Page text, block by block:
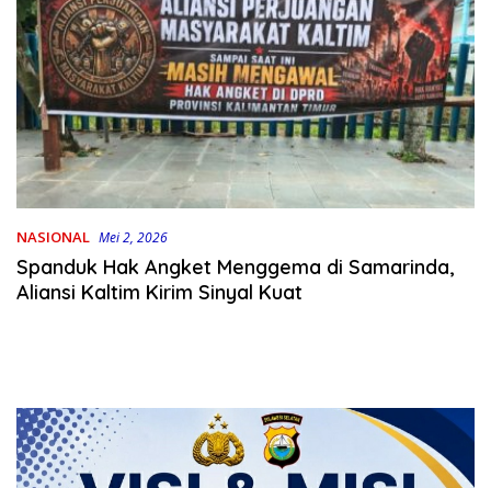
NASIONAL Mei 2, 2026
Spanduk Hak Angket Menggema di Samarinda,
Aliansi Kaltim Kirim Sinyal Kuat